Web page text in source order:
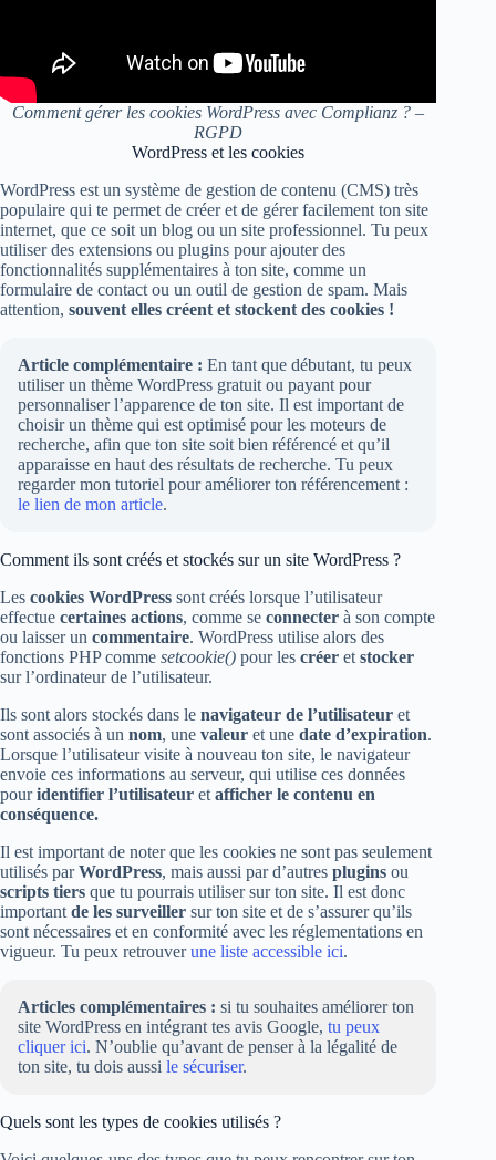
Comment gérer les cookies WordPress avec Complianz ? –
RGPD
WordPress et les cookies
WordPress est un système de gestion de contenu (CMS) très
populaire qui te permet de créer et de gérer facilement ton site
internet, que ce soit un blog ou un site professionnel. Tu peux
utiliser des extensions ou plugins pour ajouter des
fonctionnalités supplémentaires à ton site, comme un
formulaire de contact ou un outil de gestion de spam. Mais
attention, souvent elles créent et stockent des cookies !
Article complémentaire : En tant que débutant, tu peux
utiliser un thème WordPress gratuit ou payant pour
personnaliser l’apparence de ton site. Il est important de
choisir un thème qui est optimisé pour les moteurs de
recherche, afin que ton site soit bien référencé et qu’il
apparaisse en haut des résultats de recherche. Tu peux
regarder mon tutoriel pour améliorer ton référencement :
le lien de mon article.
Comment ils sont créés et stockés sur un site WordPress ?
Les cookies WordPress sont créés lorsque l’utilisateur
effectue certaines actions, comme se connecter à son compte
ou laisser un commentaire. WordPress utilise alors des
fonctions PHP comme setcookie() pour les créer et stocker
sur l’ordinateur de l’utilisateur.
Ils sont alors stockés dans le navigateur de l’utilisateur et
sont associés à un nom, une valeur et une date d’expiration.
Lorsque l’utilisateur visite à nouveau ton site, le navigateur
envoie ces informations au serveur, qui utilise ces données
pouridentifier l’utilisateur et afficher le contenu en
conséquence.
Il est important de noter que les cookies ne sont pas seulement
utilisés parWordPress, mais aussi par d’autres plugins ou
scripts tiers que tu pourrais utiliser sur ton site. Il est donc
important de les surveiller sur ton site et de s’assurer qu’ils
sont nécessaires et en conformité avec les réglementations en
vigueur. Tu peux retrouverune liste accessible ici.
Articles complémentaires : si tu souhaites améliorer ton
site WordPress en intégrant tes avis Google, tu peux
cliquer ici. N’oublie qu’avant de penser à la légalité de
ton site, tu dois aussi le sécuriser.
Quels sont les types de cookies utilisés ?